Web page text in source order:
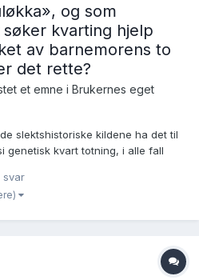
og som
kvarting hjelp
av barnemorens to
det rette?
et emne i Brukernes eget
slektshistoriske kildene ha det til
genetisk kvart totning, i alle fall
saken. Svikter det i metode,
svar